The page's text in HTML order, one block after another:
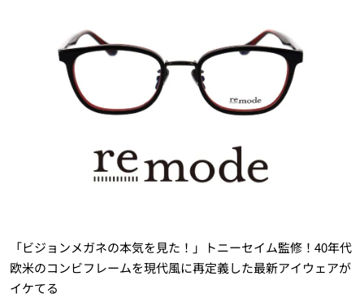
「ビジョンメガネの本気を見た！」トニーセイム監修！40年代
欧米のコンビフレームを現代風に再定義した最新アイウェアが
イケてる